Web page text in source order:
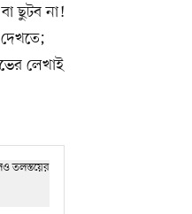
ছুটব না!
লেখাই